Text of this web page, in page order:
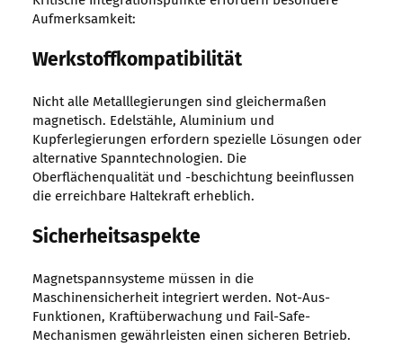
Aufmerksamkeit:
Werkstoffkompatibilität
Nicht alle Metalllegierungen sind gleichermaßen
magnetisch. Edelstähle, Aluminium und
Kupferlegierungen erfordern spezielle Lösungen oder
alternative Spanntechnologien. Die
Oberflächenqualität und -beschichtung beeinflussen
die erreichbare Haltekraft erheblich.
Sicherheitsaspekte
Magnetspannsysteme müssen in die
Maschinensicherheit integriert werden. Not-Aus-
Funktionen, Kraftüberwachung und Fail-Safe-
Mechanismen gewährleisten einen sicheren Betrieb.